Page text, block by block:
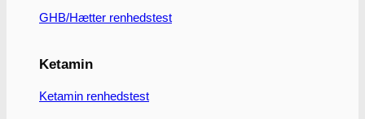
GHB/Hætter renhedstest
Ketamin
Ketamin renhedstest